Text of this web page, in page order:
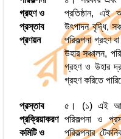
গ্রহণ ও
প্রস্তাব
প্রণয়ন
প্রতিষ্ঠান, এই
উৎপাদন বৃদ্ধি,
পরিকল্পনা গ্রহণ
উহার সঞ্চালন,
গ্রহণ ও উহার
গ্রহণ করিতে
প্রস্তাব
প্রক্রিয়াকরণ
কমিটি ও
৫। (১) এই
পরিকল্পনা ও
পরিকল্পনার